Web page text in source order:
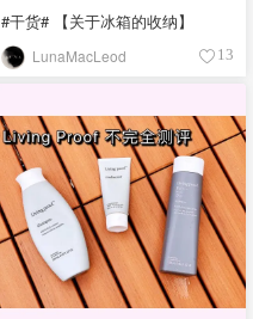
#干货# 【关于冰箱的收纳】
LunaMacLeod 13